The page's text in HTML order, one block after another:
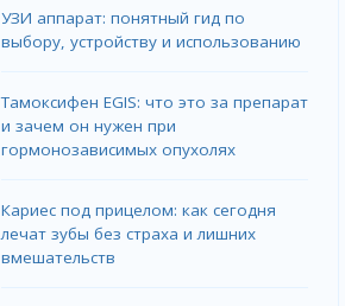
УЗИ аппарат: понятный гид по
выбору, устройству и использованию
Тамоксифен EGIS: что это за препарат
и зачем он нужен при
гормонозависимых опухолях
Кариес под прицелом: как сегодня
лечат зубы без страха и лишних
вмешательств